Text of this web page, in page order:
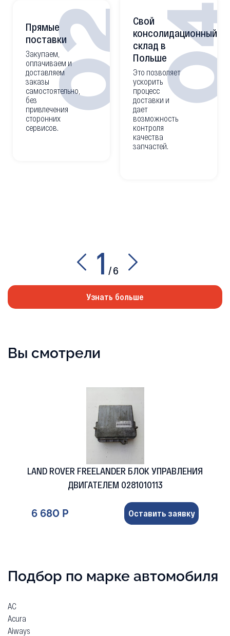
02
Прямые
поставки
Закупаем,
оплачиваем и
доставляем
заказы
самостоятельно,
без
привлечения
сторонних
сервисов.
Свой
консолидационный
склад в
Польше
Это позволяет
ускорить
процесс
доставки и
дает
возможность
контроля
качества
запчастей.
1 /6
Узнать больше
Вы смотрели
LAND ROVER FREELANDER БЛОК УПРАВЛЕНИЯ
ДВИГАТЕЛЕМ 0281010113
6 680 Р Оставить заявку
Подбор по марке автомобиля
AC
Acura
Aiways